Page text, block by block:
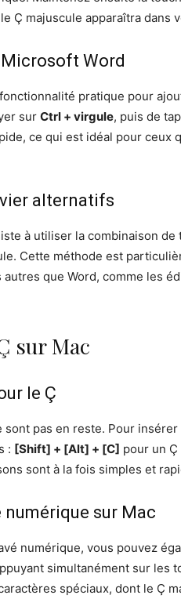
Ç majuscule apparaîtra dans
Word
pratique pour
sur Ctrl + virgule, puis de
ce qui est idéal pour ceux
alternatifs
à utiliser la combinaison de
Cette méthode est
que Word, comme les
sur Mac
le Ç
pas en reste. Pour
: [Shift] + [Alt] + [C] pour un
sont à la fois simples et
sur Mac
numérique, vous pouvez
simultanément sur les
spéciaux, dont le Ç